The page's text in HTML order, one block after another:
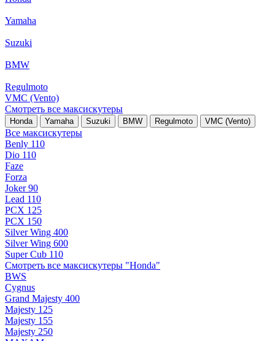
Yamaha
Suzuki
BMW
Regulmoto
VMC (Vento)
Смотреть все максискутеры
Honda Yamaha Suzuki BMW Regulmoto VMC (Vento)
Все максискутеры
Benly 110
Dio 110
Faze
Forza
Joker 90
Lead 110
PCX 125
PCX 150
Silver Wing 400
Silver Wing 600
Super Cub 110
Смотреть все максискутеры "Honda"
BWS
Cygnus
Grand Majesty 400
Majesty 125
Majesty 155
Majesty 250